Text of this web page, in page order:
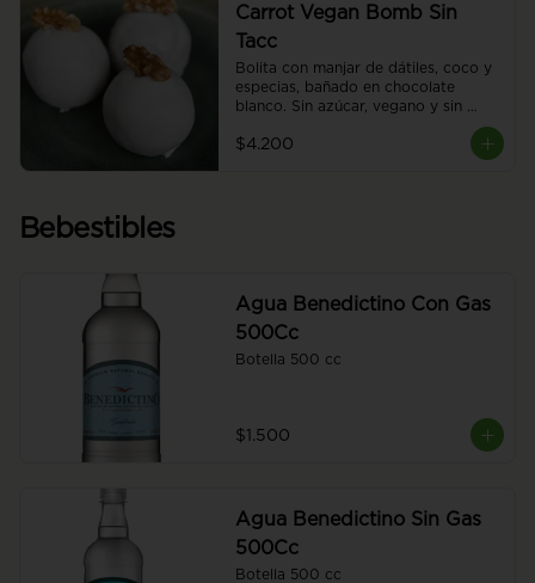
Carrot Vegan Bomb Sin
Tacc
Bolita con manjar de dátiles, coco y
especias, bañado en chocolate
blanco. Sin azúcar, vegano y sin
saludable.
$4.200
Bebestibles
Agua Benedictino Con Gas
500Cc
Botella 500 cc
$1.500
Agua Benedictino Sin Gas
500Cc
Botella 500 cc